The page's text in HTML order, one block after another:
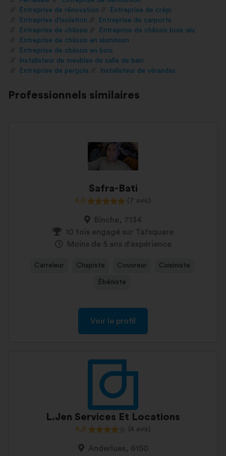
Entreprise de rénovation
Entreprise de crépi
Entreprise d'isolation
Entreprise de carports
Entreprise de châssis
Entreprise de châssis bois-alu
Entreprise de châssis en aluminium
Entreprise de châssis en bois
Installateur de meubles de salle de bain
Entreprise de pergola
Installateur de vérandas
Professionnels similaires
Safra-Bati
5,0 (7 avis)
Binche, 7134
10 fois engagé sur Tafsquare
Moins de 5 ans d'expérience
Carreleur Chapiste Couvreur Cuisiniste
Ébéniste
Voir le profil
L.Jen Services Et Locations
4,9 (4 avis)
Anderlues, 6150